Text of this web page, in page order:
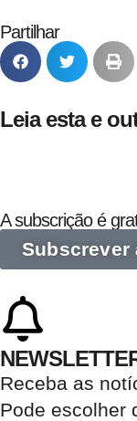
Partilhar
Leia esta e
A subscrição é
Subscrever
Receba as
Pode escolher